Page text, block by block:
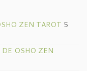
ZEN TAROT 5
OSHO ZEN